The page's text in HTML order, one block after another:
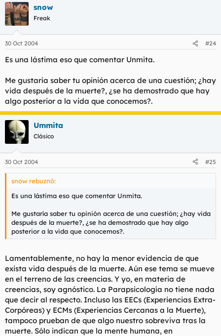
snow
Freak
30 Oct 2004 #24
Es una lástima eso que comentar Unmita.
Me gustaría saber tu opinión acerca de una cuestión; ¿hay
vida después de la muerte?, ¿se ha demostrado que hay
algo posterior a la vida que conocemos?.
Ummita
Clásico
30 Oct 2004 #25
snow rebuznó:
Es una lástima eso que comentar Unmita.
Me gustaría saber tu opinión acerca de una cuestión; ¿hay vida
después de la muerte?, ¿se ha demostrado que hay algo
posterior a la vida que conocemos?.
Lamentablemente, no hay la menor evidencia de que
exista vida después de la muerte. Aún ese tema se mueve
en el terreno de las creencias. Y yo, en materia de
creencias, soy agnóstico. La Parapsicología no tiene nada
que decir al respecto. Incluso las EECs (Experiencias Extra-
Corpóreas) y ECMs (Experiencias Cercanas a la Muerte),
tampoco prueban de que algo nuestro sobreviva tras la
muerte. Sólo indican que la mente humana, en